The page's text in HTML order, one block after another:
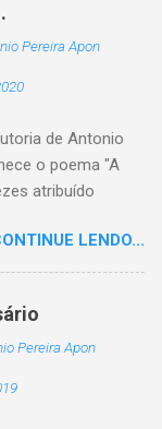
Sobre uma
Acima, a
edição dessa
o caminhante,
o céu, sobre o
Vem de
Pereira Apon
de Antonio
o poema "A
atribuído
Antonio Pereira
vez em 1999 no
da perspectiva
este texto
ajude-nos a
LENDO...
Pereira Apon